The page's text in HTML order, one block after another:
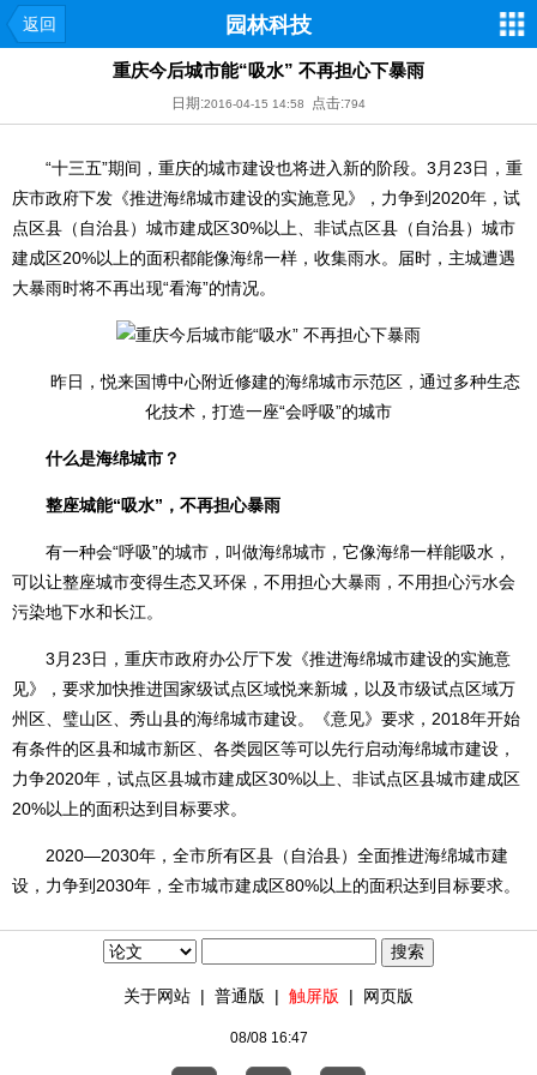
返回 园林科技
重庆今后城市能“吸水” 不再担心下暴雨
日期:2016-04-15 14:58 点击:794
“十三五”期间，重庆的城市建设也将进入新的阶段。3月23日，重
庆市政府下发《推进海绵城市建设的实施意见》，力争到2020年，试
点区县（自治县）城市建成区30%以上、非试点区县（自治县）城市
建成区20%以上的面积都能像海绵一样，收集雨水。届时，主城遭遇
大暴雨时将不再出现“看海”的情况。
昨日，悦来国博中心附近修建的海绵城市示范区，通过多种生态
化技术，打造一座“会呼吸”的城市
什么是海绵城市？
整座城能“吸水”，不再担心暴雨
有一种会“呼吸”的城市，叫做海绵城市，它像海绵一样能吸水，
可以让整座城市变得生态又环保，不用担心大暴雨，不用担心污水会
污染地下水和长江。
3月23日，重庆市政府办公厅下发《推进海绵城市建设的实施意
见》，要求加快推进国家级试点区域悦来新城，以及市级试点区域万
州区、璧山区、秀山县的海绵城市建设。《意见》要求，2018年开始
有条件的区县和城市新区、各类园区等可以先行启动海绵城市建设，
力争2020年，试点区县城市建成区30%以上、非试点区县城市建成区
20%以上的面积达到目标要求。
2020―2030年，全市所有区县（自治县）全面推进海绵城市建
设，力争到2030年，全市城市建成区80%以上的面积达到目标要求。
关于网站 | 普通版 | 触屏版 | 网页版
08/08 16:47